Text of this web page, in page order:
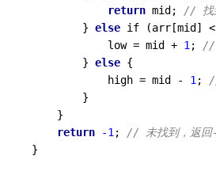
return mid; // 找
        }
else if (arr[mid] <
            low = mid +
1 ; //
        }
else {
            high = mid -
1 ;
        }
    }
return
-1 ; // 未找到，返回
}